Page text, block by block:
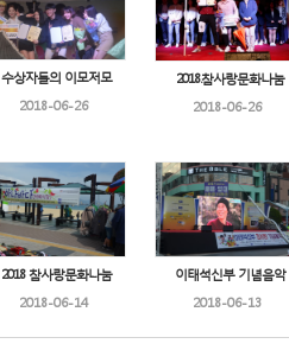
수상자들의 이모저모
2018-06-26
2018.참사랑문화나눔
2018-06-26
2018 참사랑문화나눔
2018-06-14
이태석신부 기념음악
2018-06-13